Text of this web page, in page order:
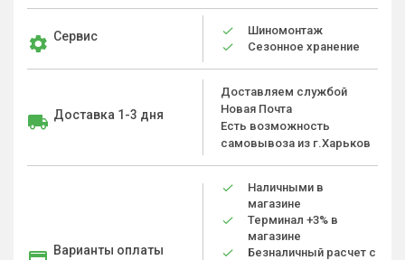
Сервис
Шиномонтаж
Сезонное хранение
Доставка 1-3 дня
Доставляем службой
Новая Почта
Есть возможность
самовывоза из г.Харьков
Варианты оплаты
Наличными в
магазине
Терминал +3% в
магазине
Безналичный расчет с